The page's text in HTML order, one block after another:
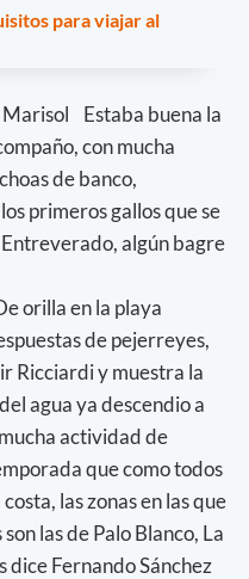
para viajar al
Estaba buena la
con mucha
de banco,
primeros gallos que se
algún bagre
orilla en la playa
de pejerreyes,
Ricciardi y muestra la
agua ya descendio a
actividad de
que como todos
las zonas en las que
las de Palo Blanco, La
dice Fernando Sánchez